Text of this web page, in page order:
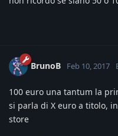
BrunoB Feb 10, 2017
100 euro una tantum la
si parla di X euro a titolo,
store